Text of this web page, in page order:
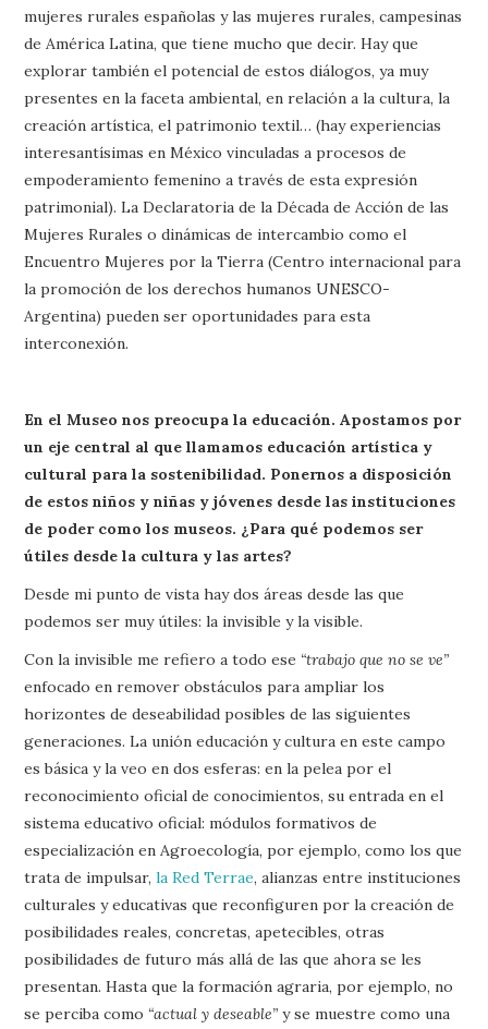
mujeres rurales españolas y las mujeres rurales, campesinas
de América Latina, que tiene mucho que decir. Hay que
explorar también el potencial de estos diálogos, ya muy
presentes en la faceta ambiental, en relación a la cultura, la
creación artística, el patrimonio textil… (hay experiencias
interesantísimas en México vinculadas a procesos de
empoderamiento femenino a través de esta expresión
patrimonial). La Declaratoria de la Década de Acción de las
Mujeres Rurales o dinámicas de intercambio como el
Encuentro Mujeres por la Tierra (Centro internacional para
la promoción de los derechos humanos UNESCO-
Argentina) pueden ser oportunidades para esta
interconexión.
En el Museo nos preocupa la educación. Apostamos por
un eje central al que llamamos educación artística y
cultural para la sostenibilidad. Ponernos a disposición
de estos niños y niñas y jóvenes desde las instituciones
de poder como los museos. ¿Para qué podemos ser
útiles desde la cultura y las artes?
Desde mi punto de vista hay dos áreas desde las que
podemos ser muy útiles: la invisible y la visible.
Con la invisible me refiero a todo ese “trabajo que no se ve”
enfocado en remover obstáculos para ampliar los
horizontes de deseabilidad posibles de las siguientes
generaciones. La unión educación y cultura en este campo
es básica y la veo en dos esferas: en la pelea por el
reconocimiento oficial de conocimientos, su entrada en el
sistema educativo oficial: módulos formativos de
especialización en Agroecología, por ejemplo, como los que
trata de impulsar,la Red Terrae, alianzas entre instituciones
culturales y educativas que reconfiguren por la creación de
posibilidades reales, concretas, apetecibles, otras
posibilidades de futuro más allá de las que ahora se les
presentan. Hasta que la formación agraria, por ejemplo, no
se perciba como “actual y deseable” y se muestre como una